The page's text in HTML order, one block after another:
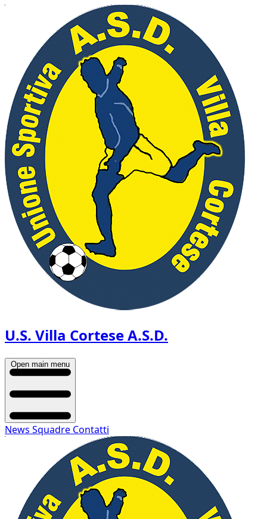
U.S. Villa Cortese A.S.D.
Open main menu
News Squadre Contatti